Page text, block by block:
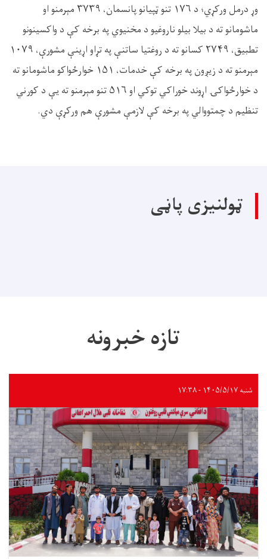
وړ درمل ورکړي؛ د ۱۷۶ تنو ټپیانو پانسمان، ۳۷۳۹ مېرمنو او
ماشومانو ته د بیلا بیلو ناروغیو د مخنیوي په برخه کې د واکسینونو
تطبیق، ۲۷۴۹ کسانو ته د روغتیا ساتنې په تړاو اړینې مشورې، ۱۰۷۹
مېرمنو ته د زیږون په برخه کې خدمات، ۱۵۱ خوارځواکو ماشومانو ته
د خوارځواکۍ اړوند خوراکي توکي او ۵۱۶ تنو مېرمنو ته يې د کورني
تنظیم د چمتووالي په برخه کې لازمې مشورې هم ورکړې دي.
ټولنیزی پاڼی
تازه خبرونه
شنبه ۱۴۰۵/۵/۱۷ - ۱۷:۳۸